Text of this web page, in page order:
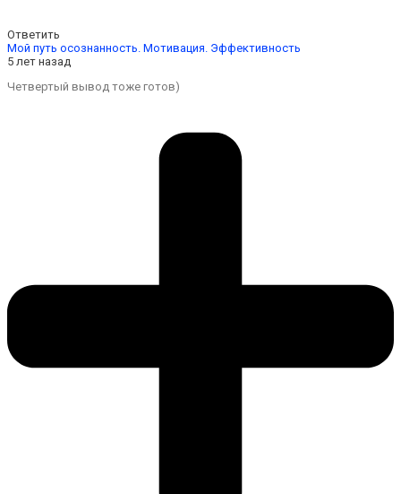
Ответить
Мой путь осознанность. Мотивация. Эффективность
5 лет назад
Четвертый вывод тоже готов)